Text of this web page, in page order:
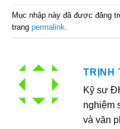
Mục nhập này đã được đăng
trang permalink
TRỊNH
Kỹ sư
nghiệm
và văn